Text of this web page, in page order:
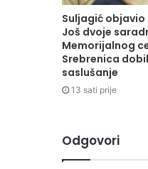
Suljagić
Još dvoje
Memorijalnog
Srebrenica
saslušanje
13 sati prije
Odgovori